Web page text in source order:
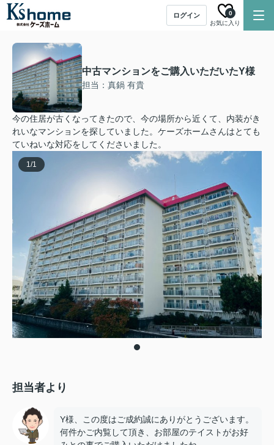
ログイン
お気に入り
0
中古マンションをご購入いただいたY様
担当：真鍋 有貴
今の住居が古くなってきたので、今の場所から近くて、内装がき
れいなマンションを探していました。ケーズホームさんはとても
ていねいな対応をしてくださいました。
1/1
担当者より
Y様、この度はご成約誠にありがとうございます。
何件かご内覧して頂き、お部屋のテイストがお好